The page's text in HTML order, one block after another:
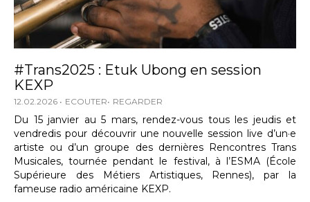
#Trans2025 : Etuk Ubong en session
KEXP
12.02.2026 ECOUTER REGARDER
Du 15 janvier au 5 mars, rendez-vous tous les jeudis et
vendredis pour découvrir une nouvelle session live d’un·e
artiste ou d’un groupe des dernières Rencontres Trans
Musicales, tournée pendant le festival, à l’ESMA (École
Supérieure des Métiers Artistiques, Rennes), par la
fameuse radio américaine KEXP.